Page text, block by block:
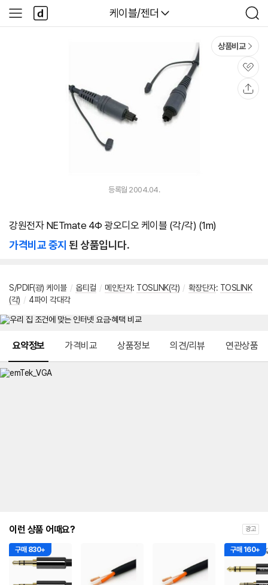
다나와
케이블/젠더
검
색
사
이
다
나
와
상품비교
관
심
등록월 2004.04.
강원전자 NETmate 4Φ 광오디오 케이블 (각/각) (1m)
가격비교 중지 된 상품입니다.
S/PDIF(광) 케이블 / 옵티컬 / 메인단자: TOSLINK(각) / 확장단자: TOSLINK
(각) / 4파이 각대각
요약정보 가격비교 상품정보 의견/리뷰 연관상품
이런 상품 어때요? 광고
구매 830+ 구매 160+